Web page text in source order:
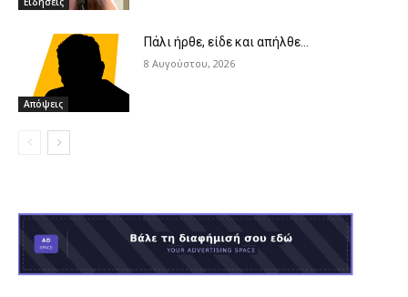
Απόψεις
Πάλι ήρθε, είδε και απήλθε…
8 Αυγούστου, 2026